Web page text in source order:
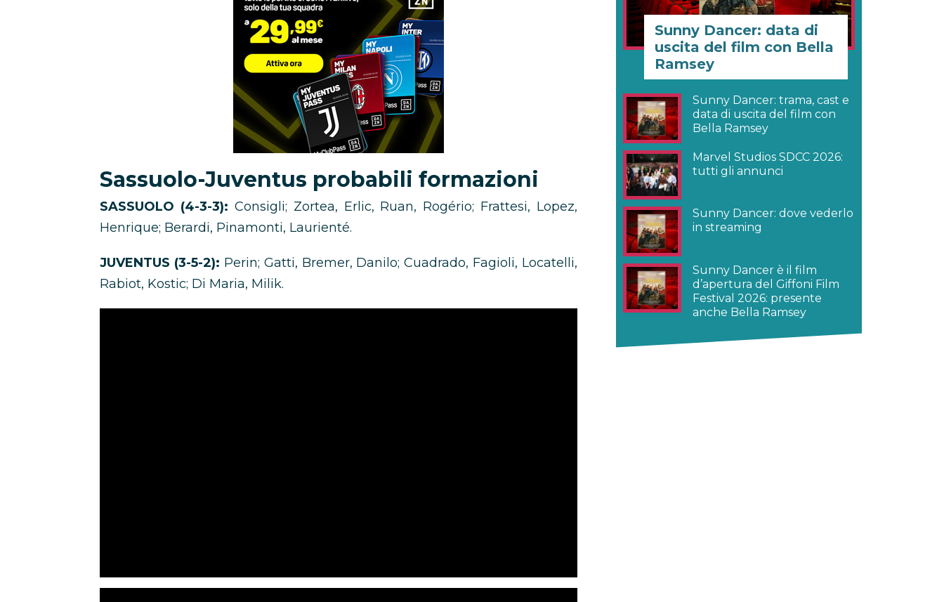
Sassuolo-Juventus probabili formazioni
SASSUOLO (4-3-3): Consigli; Zortea, Erlic, Ruan, Rogério; Frattesi, Lopez,
Henrique; Berardi, Pinamonti, Laurienté.
JUVENTUS (3-5-2): Perin; Gatti, Bremer, Danilo; Cuadrado, Fagioli, Locatelli,
Rabiot, Kostic; Di Maria, Milik.
Sunny Dancer: data di
uscita del film con Bella
Ramsey
Sunny Dancer: trama, cast e
data di uscita del film con
Bella Ramsey
Marvel Studios SDCC 2026:
tutti gli annunci
Sunny Dancer: dove vederlo
in streaming
Sunny Dancer è il film
d’apertura del Giffoni Film
Festival 2026: presente
anche Bella Ramsey